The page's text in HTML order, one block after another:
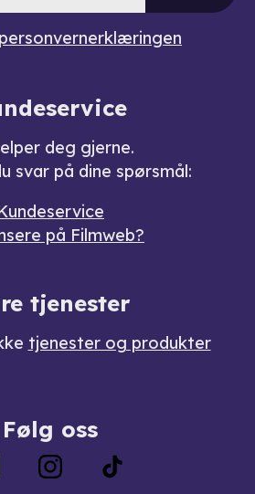
personvernerklæringen
deg gjerne.
svar på dine spørsmål:
på Filmweb?
tjenester
tjenester og produkter
Følg oss